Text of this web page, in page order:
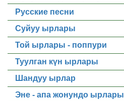
Русские песни
Суйуу ырлары
Той ырлары - поппури
Туулган күн ырлары
Шандуу ырлар
Эне - апа жонундо ырлары